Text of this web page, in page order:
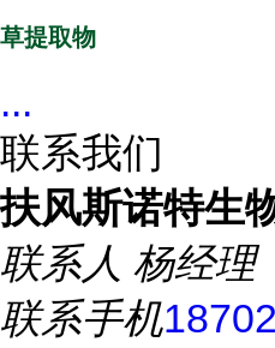
草提取物
...
联系我们
扶风斯诺特生
联系人 杨经理
联系手机